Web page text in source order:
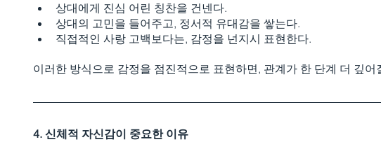
상대에게 진심 어린 칭찬을 건넨다.
상대의 고민을 들어주고, 정서적 유대감을 쌓는다.
직접적인 사랑 고백보다는, 감정을 넌지시 표현한다.
이러한 방식으로 감정을 점진적으로 표현하면, 관계가 한 단계 더 깊어
4. 신체적 자신감이 중요한 이유